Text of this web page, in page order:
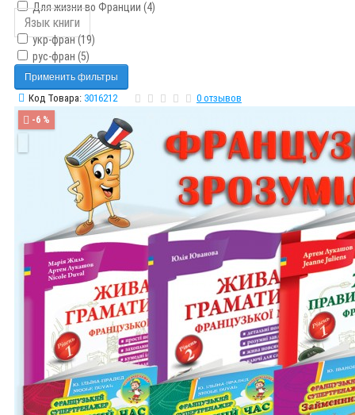
Для жизни во Франции (4)
Язык книги
укр-фран (19)
рус-фран (5)
Применить фильтры
Код Товара: 3016212 0 отзывов
-6 %